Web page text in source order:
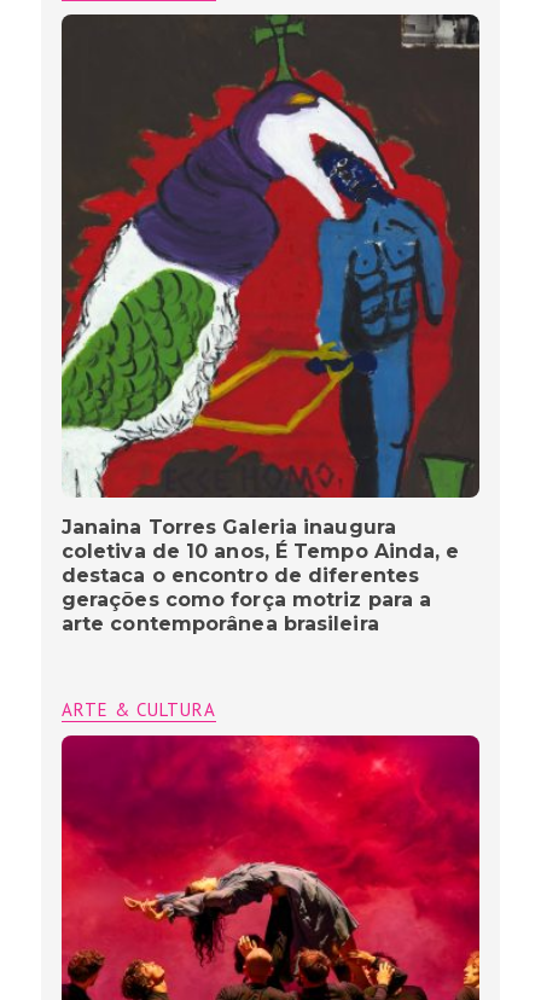
Janaina Torres Galeria inaugura
coletiva de 10 anos, É Tempo Ainda, e
destaca o encontro de diferentes
gerações como força motriz para a
arte contemporânea brasileira
ARTE & CULTURA